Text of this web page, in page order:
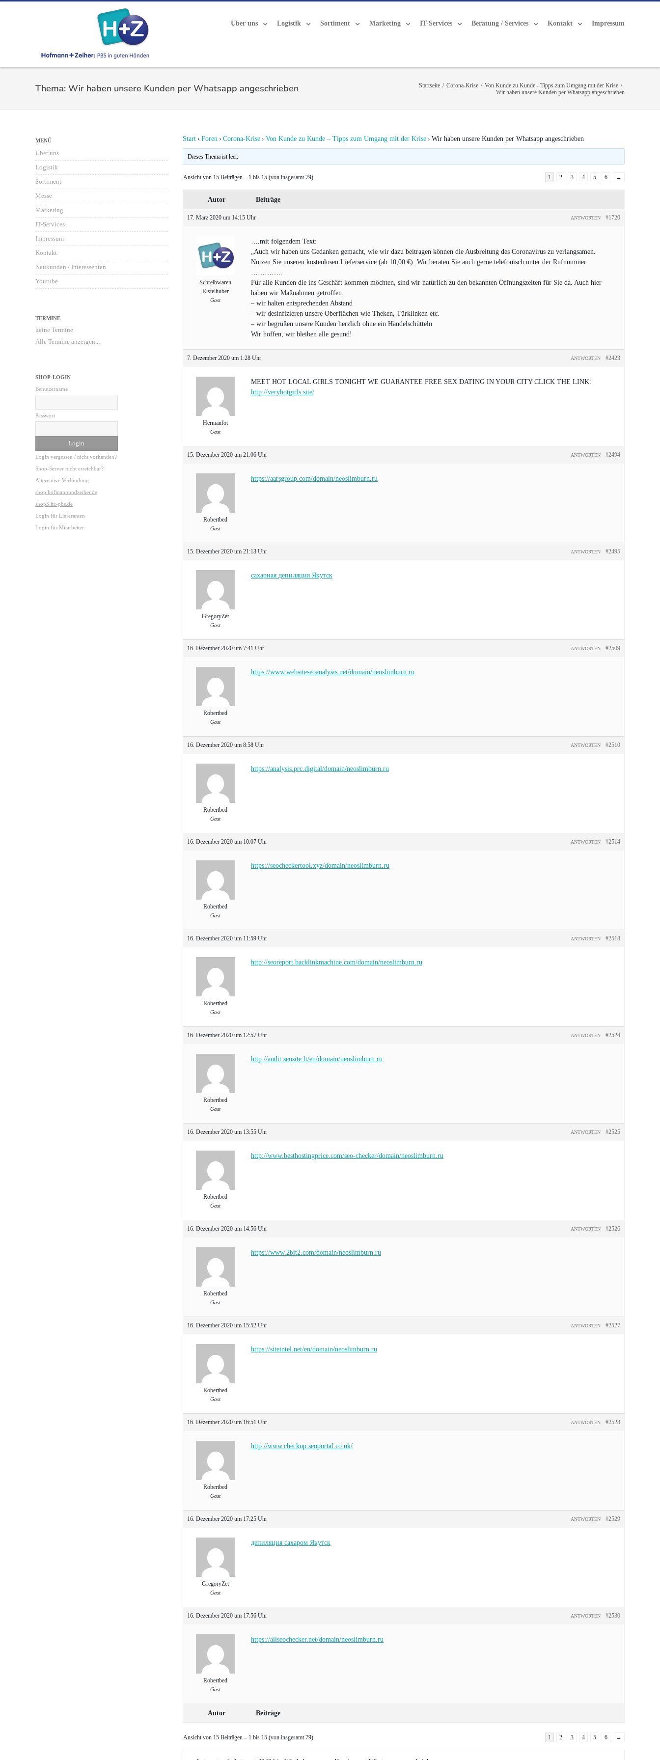
Über uns Logistik Sortiment Marketing IT-Services Beratung / Services Kontakt Impressum
Thema: Wir haben unsere Kunden per Whatsapp angeschrieben Startseite / Corona-Krise / Von Kunde zu Kunde - Tipps zum Umgang mit der Krise /
Wir haben unsere Kunden per Whatsapp angeschrieben
Start › Foren › Corona-Krise › Von Kunde zu Kunde – Tipps zum Umgang mit der Krise › Wir haben unsere Kunden per Whatsapp angeschrieben
Dieses Thema ist leer.
Ansicht von 15 Beiträgen – 1 bis 15 (von insgesamt 79) 1 2 3 4 5 6 →
Autor Beiträge
17. März 2020 um 14:15 Uhr #1720
ANTWORTEN
Schreibwaren
Ristelhuber
Gast
….mit folgendem Text:
„Auch wir haben uns Gedanken gemacht, wie wir dazu beitragen können die Ausbreitung des Coronavirus zu verlangsamen.
Nutzen Sie unseren kostenlosen Lieferservice (ab 10,00 €). Wir beraten Sie auch gerne telefonisch unter der Rufnummer
…………..
Für alle Kunden die ins Geschäft kommen möchten, sind wir natürlich zu den bekannten Öffnungszeiten für Sie da. Auch hier
haben wir Maßnahmen getroffen:
– wir halten entsprechenden Abstand
– wir desinfizieren unsere Oberflächen wie Theken, Türklinken etc.
– wir begrüßen unsere Kunden herzlich ohne ein Händelschütteln
Wir hoffen, wir bleiben alle gesund!
7. Dezember 2020 um 1:28 Uhr #2423
ANTWORTEN
Hermanfot
Gast
MEET HOT LOCAL GIRLS TONIGHT WE GUARANTEE FREE SEX DATING IN YOUR CITY CLICK THE LINK:
http://veryhotgirls.site/
15. Dezember 2020 um 21:06 Uhr #2494
ANTWORTEN
Robertbed
Gast
https://aarsgroup.com/domain/neoslimburn.ru
15. Dezember 2020 um 21:13 Uhr #2495
ANTWORTEN
GregoryZet
Gast
сахарная депиляция Якутск
16. Dezember 2020 um 7:41 Uhr #2509
ANTWORTEN
Robertbed
Gast
https://www.websiteseoanalysis.net/domain/neoslimburn.ru
16. Dezember 2020 um 8:58 Uhr #2510
ANTWORTEN
Robertbed
Gast
https://analysis.prc.digital/domain/neoslimburn.ru
16. Dezember 2020 um 10:07 Uhr #2514
ANTWORTEN
Robertbed
Gast
https://seocheckertool.xyz/domain/neoslimburn.ru
16. Dezember 2020 um 11:59 Uhr #2518
ANTWORTEN
Robertbed
Gast
http://seoreport.backlinkmachine.com/domain/neoslimburn.ru
16. Dezember 2020 um 12:57 Uhr #2524
ANTWORTEN
Robertbed
Gast
http://audit.seosite.lt/en/domain/neoslimburn.ru
16. Dezember 2020 um 13:55 Uhr #2525
ANTWORTEN
Robertbed
Gast
http://www.besthostingprice.com/seo-checker/domain/neoslimburn.ru
16. Dezember 2020 um 14:56 Uhr #2526
ANTWORTEN
Robertbed
Gast
https://www.2bit2.com/domain/neoslimburn.ru
16. Dezember 2020 um 15:52 Uhr #2527
ANTWORTEN
Robertbed
Gast
https://siteintel.net/en/domain/neoslimburn.ru
16. Dezember 2020 um 16:51 Uhr #2528
ANTWORTEN
Robertbed
Gast
http://www.checkup.seoportal.co.uk/
16. Dezember 2020 um 17:25 Uhr #2529
ANTWORTEN
GregoryZet
Gast
депиляция сахаром Якутск
16. Dezember 2020 um 17:56 Uhr #2530
ANTWORTEN
Robertbed
Gast
https://allseochecker.net/domain/neoslimburn.ru
Autor Beiträge
Ansicht von 15 Beiträgen – 1 bis 15 (von insgesamt 79) 1 2 3 4 5 6 →
MENÜ
Über uns
Logistik
Sortiment
Messe
Marketing
IT-Services
Impressum
Kontakt
Neukunden / Interessenten
Youtube
TERMINE
keine Termine
Alle Termine anzeigen...
SHOP-LOGIN
Benutzername
Passwort
Login vergessen / nicht vorhanden?
Shop-Server nicht erreichbar?
Alternative Verbindung:
shop.hofmannundzeiher.de
shop3.hz-pbs.de
Login für Lieferanten
Login für Mitarbeiter